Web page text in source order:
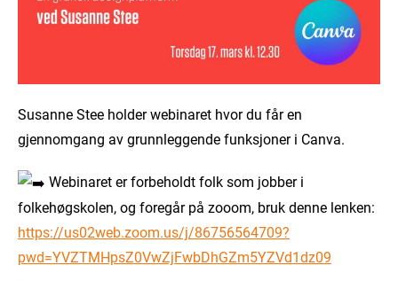
Susanne Stee holder webinaret hvor du får en
gjennomgang av grunnleggende funksjoner i Canva.
Webinaret er forbeholdt folk som jobber i
folkehøgskolen, og foregår på zooom, bruk denne lenken:
https://us02web.zoom.us/j/86756564709?
pwd=YVZTMHpsZ0VwZjFwbDhGZm5YZVd1dz09